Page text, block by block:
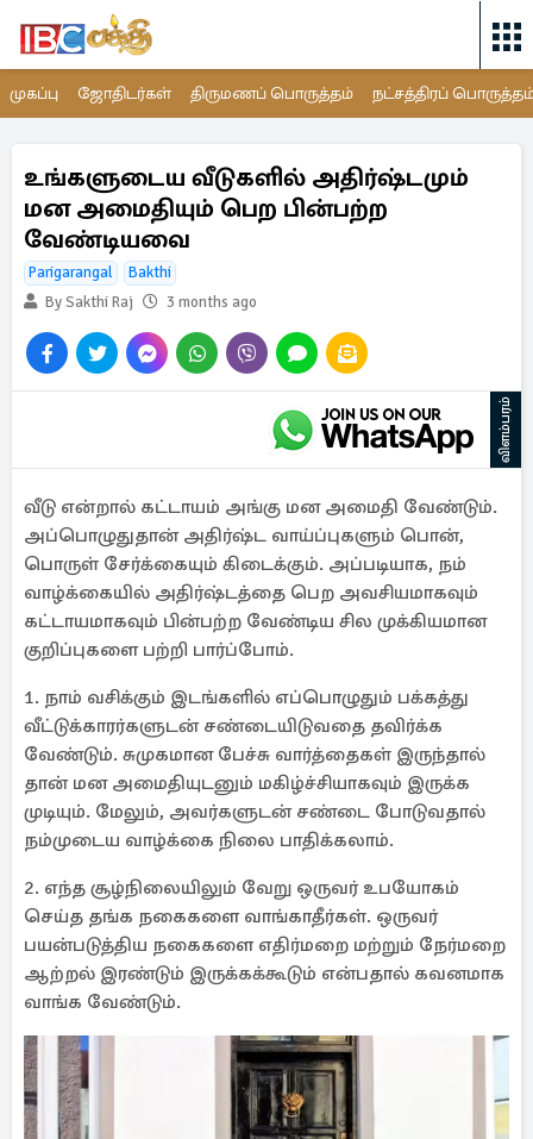
முகப்பு ஜோதிடர்கள் திருமணப் பொருத்தம் நட்சத்திரப்
உங்களுடைய வீடுகளில் அதிர்ஷ்டமும்
மன அமைதியும் பெற பின்பற்ற
வேண்டியவை
Parigarangal
Bakthi
By Sakthi Raj
3 months ago
விளம்பரம்
வீடு என்றால் கட்டாயம் அங்கு மன அமைதி வேண்டும்.
அப்பொழுதுதான் அதிர்ஷ்ட வாய்ப்புகளும் பொன்,
பொருள் சேர்க்கையும் கிடைக்கும். அப்படியாக, நம்
வாழ்க்கையில் அதிர்ஷ்டத்தை பெற அவசியமாகவும்
கட்டாயமாகவும் பின்பற்ற வேண்டிய சில முக்கியமான
குறிப்புகளை பற்றி பார்ப்போம்.
1. நாம் வசிக்கும் இடங்களில் எப்பொழுதும் பக்கத்து
வீட்டுக்காரர்களுடன் சண்டையிடுவதை தவிர்க்க
வேண்டும். சுமுகமான பேச்சு வார்த்தைகள் இருந்தால்
தான் மன அமைதியுடனும் மகிழ்ச்சியாகவும் இருக்க
முடியும். மேலும், அவர்களுடன் சண்டை போடுவதால்
நம்முடைய வாழ்க்கை நிலை பாதிக்கலாம்.
2. எந்த சூழ்நிலையிலும் வேறு ஒருவர் உபயோகம்
செய்த தங்க நகைகளை வாங்காதீர்கள். ஒருவர்
பயன்படுத்திய நகைகளை எதிர்மறை மற்றும் நேர்மறை
ஆற்றல் இரண்டும் இருக்கக்கூடும் என்பதால் கவனமாக
வாங்க வேண்டும்.